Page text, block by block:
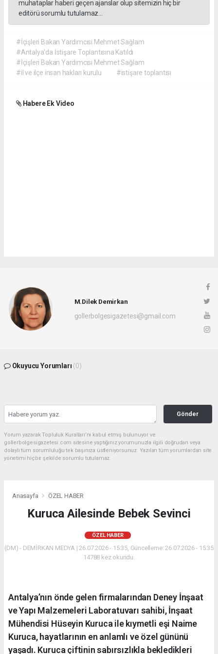
muhataplar haberi geçen ajanslar olup sitemizin hiç bir
editörü sorumlu tutulamaz...
#İçişleri Bakan Yardımcısı Mehmet Sağlam
#Antalya'da İstişare Toplantısına Katıldı
#İçişleri Bakan Yardımcısı Mehmet Sağlam
#il ve ilçe insan hakları kurulu
#istişare toplantısı
Habere Ek Video
M.Dilek Demirkan
gollerbolgesigazetesi@gmail.com
Okuyucu Yorumları (0)
Gönder
Yorum yazarak Topluluk Kuralları’nı kabul etmiş bulunuyor ve
gollerbolgesigazetesi.com sitesine yaptığınız yorumunuzla ilgili doğrudan veya
dolaylı tüm sorumluluğu tek başınıza üstleniyorsunuz. Yazılan tüm yorumlardan site
yönetimi hiçbir şekilde sorumlu tutulamaz.
Anasayfa ÖZEL HABER
Kuruca Ailesinde Bebek Sevinci
ÖZEL HABER
(DM) - DEMİRKAN MEDYA | 26.07.2026 - 15:35, Güncelleme: 26.07.2026 - 15:35
14788 kez okundu.
Antalya’nın önde gelen firmalarından Deney İnşaat
ve Yapı Malzemeleri Laboratuvarı sahibi, İnşaat
Mühendisi Hüseyin Kuruca ile kıymetli eşi Naime
Kuruca, hayatlarının en anlamlı ve özel gününü
yaşadı. Kuruca çiftinin sabırsızlıkla bekledikleri